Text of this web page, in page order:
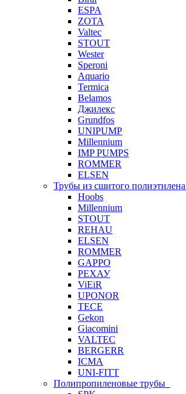
ESPA
ZOTA
Valtec
STOUT
Wester
Speroni
Aquario
Termica
Belamos
Джилекс
Grundfos
UNIPUMP
Millennium
IMP PUMPS
ROMMER
ELSEN
Трубы из сшитого полиэтилена
Hoobs
Millennium
STOUT
REHAU
ELSEN
ROMMER
GAPPO
РЕХАУ
ViEiR
UPONOR
TECE
Gekon
Giacomini
VALTEC
BERGERR
ICMA
UNI-FITT
Полипропиленовые трубы